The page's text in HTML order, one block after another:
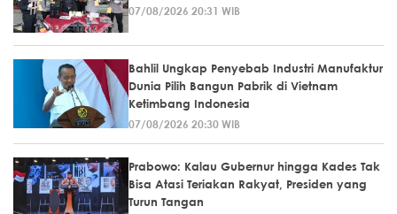
07/08/2026 20:31 WIB
Bahlil Ungkap Penyebab Industri Manufaktur
Dunia Pilih Bangun Pabrik di Vietnam
Ketimbang Indonesia
07/08/2026 20:30 WIB
Prabowo: Kalau Gubernur hingga Kades Tak
Bisa Atasi Teriakan Rakyat, Presiden yang
Turun Tangan